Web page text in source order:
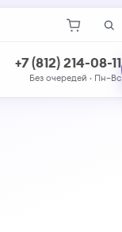
+7 (812) 214-08-11
Без очередей · Пн–Вс